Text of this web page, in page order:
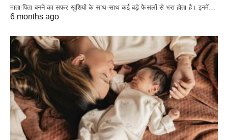
माता-पिता बनने का सफर खुशियों के साथ-साथ कई बड़े फैसलों से भरा होता है। इनमें…
6 months ago